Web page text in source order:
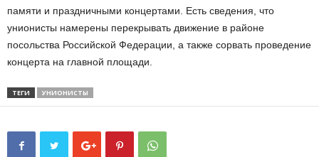
памяти и праздничными концертами. Есть сведения, что
унионисты намерены перекрывать движение в районе
посольства Российской Федерации, а также сорвать проведение
концерта на главной площади.
ТЕГИ УНИОНИСТЫ